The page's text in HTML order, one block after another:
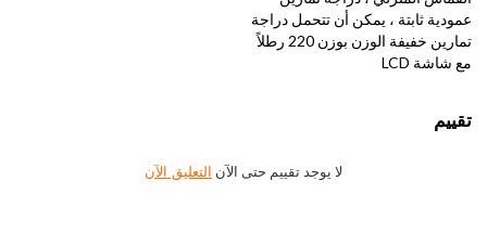
عمودية ثابتة ، يمكن أن تتحمل دراجة
تمارين خفيفة الوزن بوزن 220 رطلاً
مع شاشة LCD
تقييم
لا يوجد تقييم حتى الآن التعليق الآن